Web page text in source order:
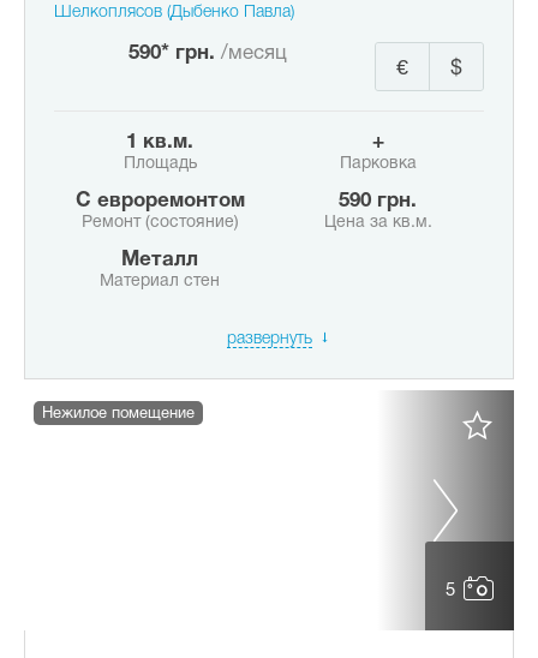
Шелкоплясов (Дыбенко Павла)
590* грн. /месяц
$
€
1 кв.м.
Площадь
+
Парковка
с евроремонтом
Ремонт (состояние)
590 грн.
Цена за кв.м.
Металл
Материал стен
развернуть
5
Нежилое помещение